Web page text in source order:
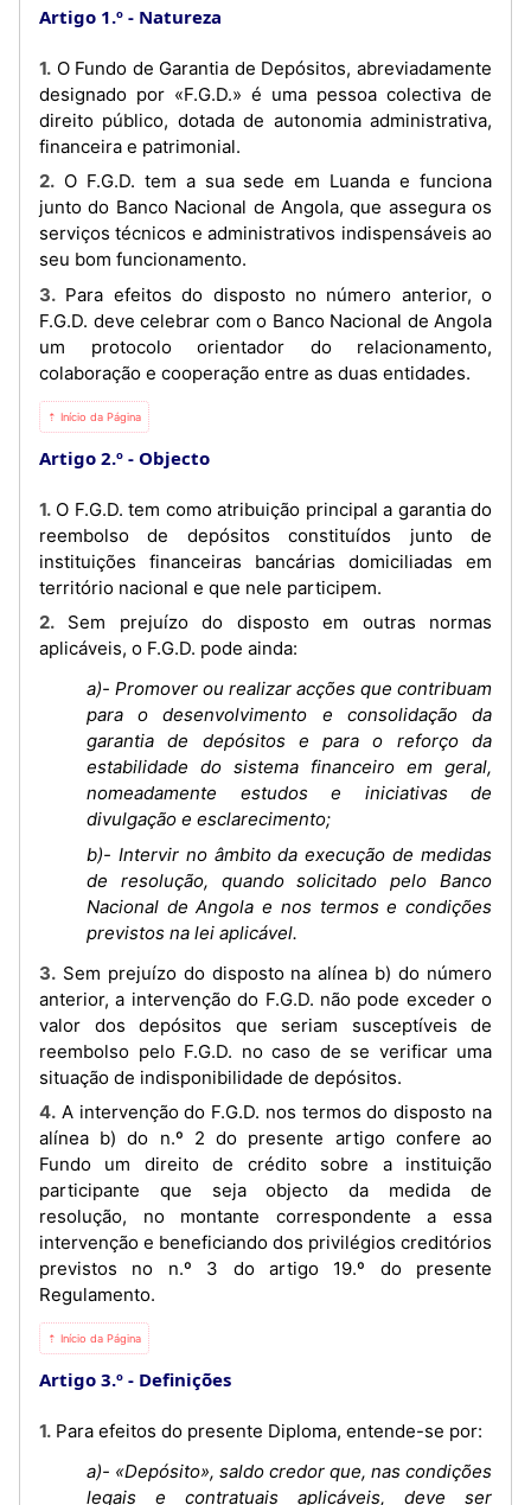
Artigo 1.º
Natureza
1. O Fundo de Garantia de Depósitos, abreviadamente
designado por «F.G.D.» é uma pessoa colectiva de
direito público, dotada de autonomia administrativa,
financeira e patrimonial.
2. O F.G.D. tem a sua sede em Luanda e funciona
junto do Banco Nacional de Angola, que assegura os
serviços técnicos e administrativos indispensáveis ao
seu bom funcionamento.
3. Para efeitos do disposto no número anterior, o
F.G.D. deve celebrar com o Banco Nacional de Angola
um protocolo orientador do relacionamento,
colaboração e cooperação entre as duas entidades.
⇡ Início da Página
Artigo 2.º Objecto
1. O F.G.D. tem como atribuição principal a garantia do
reembolso de depósitos constituídos junto de
instituições financeiras bancárias domiciliadas em
território nacional e que nele participem.
2. Sem prejuízo do disposto em outras normas
aplicáveis, o F.G.D. pode ainda:
a)- Promover ou realizar acções que contribuam
para o desenvolvimento e consolidação da
garantia de depósitos e para o reforço da
estabilidade do sistema financeiro em geral,
nomeadamente estudos e iniciativas de
divulgação e esclarecimento;
b)- Intervir no âmbito da execução de medidas
de resolução, quando solicitado pelo Banco
Nacional de Angola e nos termos e condições
previstos na lei aplicável.
3. Sem prejuízo do disposto na alínea b) do número
anterior, a intervenção do F.G.D. não pode exceder o
valor dos depósitos que seriam susceptíveis de
reembolso pelo F.G.D. no caso de se verificar uma
situação de indisponibilidade de depósitos.
4. A intervenção do F.G.D. nos termos do disposto na
alínea b) do n.º 2 do presente artigo confere ao
Fundo um direito de crédito sobre a instituição
participante que seja objecto da medida de
resolução, no montante correspondente a essa
intervenção e beneficiando dos privilégios creditórios
previstos no n.º 3 do artigo 19.º do presente
Regulamento.
⇡ Início da Página
Artigo 3.º Definições
1. Para efeitos do presente Diploma, entende-se por:
a)- «Depósito», saldo credor que, nas condições
legais e contratuais aplicáveis, deve ser